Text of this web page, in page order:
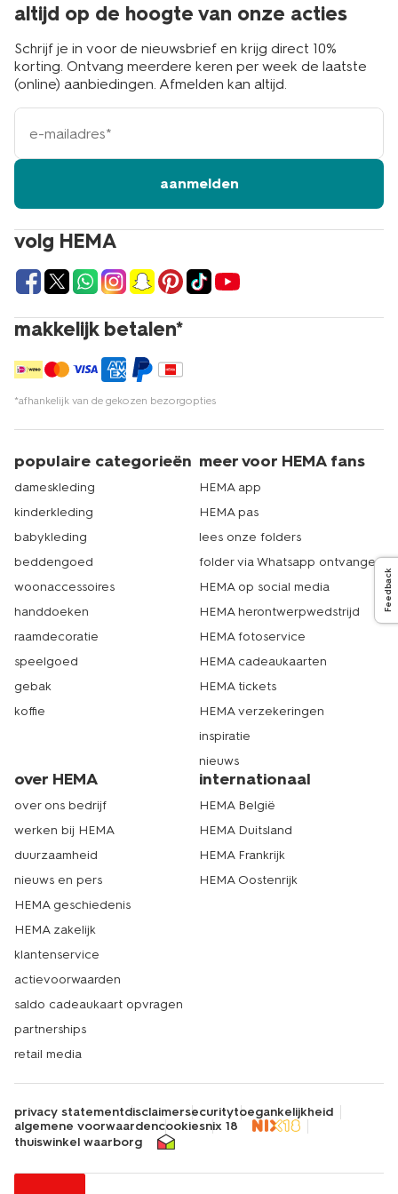
Feedback
volg HEMA
makkelijk betalen*
*afhankelijk van de gekozen bezorgopties
altijd op de hoogte van onze acties
Schrijf je in voor de nieuwsbrief en krijg direct 10%
korting. Ontvang meerdere keren per week de laatste
(online) aanbiedingen. Afmelden kan altijd.
e-
mailadres
aanmelden
populaire categorieën
dameskleding
kinderkleding
babykleding
beddengoed
woonaccessoires
handdoeken
raamdecoratie
speelgoed
gebak
koffie
meer voor HEMA fans
HEMA app
HEMA pas
lees onze folders
folder via Whatsapp ontvangen
HEMA op social media
HEMA herontwerpwedstrijd
HEMA fotoservice
HEMA cadeaukaarten
HEMA tickets
HEMA verzekeringen
inspiratie
nieuws
over HEMA
over ons bedrijf
werken bij HEMA
duurzaamheid
nieuws en pers
HEMA geschiedenis
HEMA zakelijk
klantenservice
actievoorwaarden
saldo cadeaukaart opvragen
partnerships
retail media
internationaal
HEMA België
HEMA Duitsland
HEMA Frankrijk
HEMA Oostenrijk
privacy statementdisclaimersecuritytoegankelijkheid
algemene voorwaardencookiesnix 18
thuiswinkel waarborg